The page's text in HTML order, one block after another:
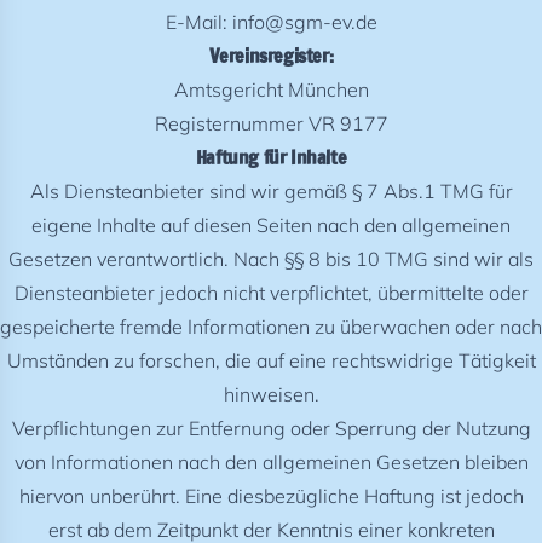
E-Mail: info@sgm-ev.de
Vereinsregister:
Amtsgericht München
Registernummer VR 9177
Haftung für Inhalte
Als Diensteanbieter sind wir gemäß § 7 Abs.1 TMG für
eigene Inhalte auf diesen Seiten nach den allgemeinen
Gesetzen verantwortlich. Nach §§ 8 bis 10 TMG sind wir als
Diensteanbieter jedoch nicht verpflichtet, übermittelte oder
gespeicherte fremde Informationen zu überwachen oder nach
Umständen zu forschen, die auf eine rechtswidrige Tätigkeit
hinweisen.
Verpflichtungen zur Entfernung oder Sperrung der Nutzung
von Informationen nach den allgemeinen Gesetzen bleiben
hiervon unberührt. Eine diesbezügliche Haftung ist jedoch
erst ab dem Zeitpunkt der Kenntnis einer konkreten